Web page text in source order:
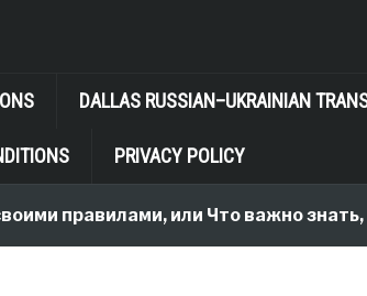
DALLAS RUSSIAN–UKRAINIAN
PRIVACY POLICY
правилами, или Что важно знать,